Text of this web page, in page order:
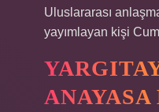
Uluslararası
yayımlayan kişi